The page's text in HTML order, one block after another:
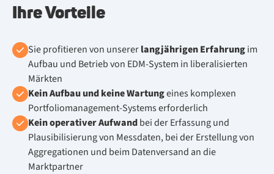
Ihre Vorteile
Sie profitieren von unsererlangjährigen Erfahrungim
Aufbau und Betrieb von EDM-System in liberalisierten
Märkten
Kein Aufbau und keine Wartungeines komplexen
Portfoliomanagement-Systems erforderlich
Kein operativer Aufwandbei der Erfassung und
Plausibilisierung von Messdaten, bei der Erstellung von
Aggregationen und beim Datenversand an die
Marktpartner